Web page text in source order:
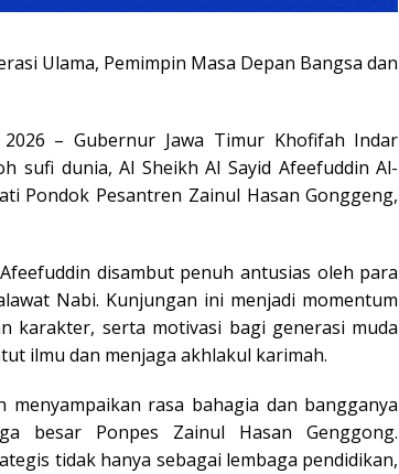
Ulama, Pemimpin Masa Depan Bangsa dan
2026 – Gubernur Jawa Timur Khofifah Indar
sufi dunia, Al Sheikh Al Sayid Afeefuddin Al-
Pondok Pesantren Zainul Hasan Gonggeng,
disambut penuh antusias oleh para
Nabi. Kunjungan ini menjadi momentum
karakter, serta motivasi bagi generasi muda
ilmu dan menjaga akhlakul karimah.
rasa bahagia dan bangganya
besar Ponpes Zainul Hasan Genggong.
tidak hanya sebagai lembaga pendidikan,